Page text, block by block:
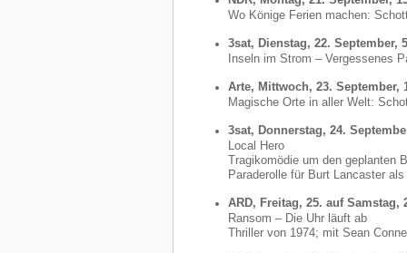
Wo Könige Ferien machen:
3sat, Dienstag, 22. September,
Inseln im Strom – Vergessenes
Arte, Mittwoch, 23. September,
Magische Orte in aller Welt:
3sat, Donnerstag, 24.
Local Hero
Tragikomödie um den geplanten
Paraderolle für Burt Lancaster als
ARD, Freitag, 25. auf Samstag,
Ransom – Die Uhr läuft ab
Thriller von 1974; mit Sean